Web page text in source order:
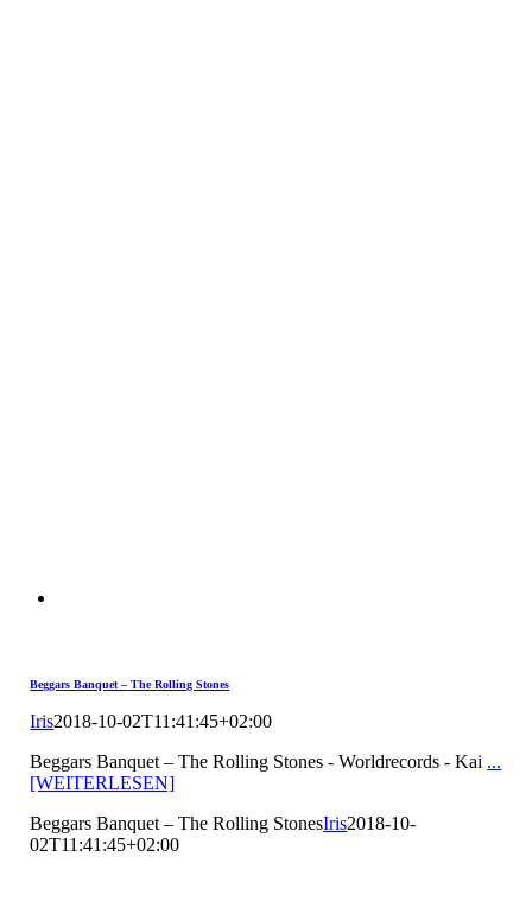
Beggars Banquet – The Rolling Stones
Iris2018-10-02T11:41:45+02:00
Beggars Banquet – The Rolling Stones - Worldrecords - Kai ...
[WEITERLESEN]
Beggars Banquet – The Rolling StonesIris2018-10-
02T11:41:45+02:00